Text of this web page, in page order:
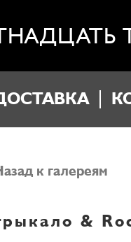
к галереям
&